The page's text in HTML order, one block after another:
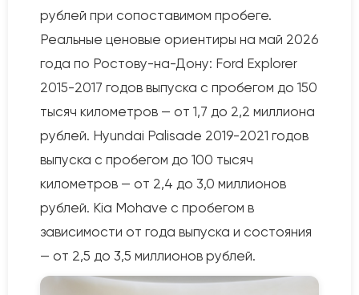
рублей при сопоставимом пробеге.
Реальные ценовые ориентиры на май 2026
года по Ростову-на-Дону: Ford Explorer
2015-2017 годов выпуска с пробегом до 150
тысяч километров — от 1,7 до 2,2 миллиона
рублей. Hyundai Palisade 2019-2021 годов
выпуска с пробегом до 100 тысяч
километров — от 2,4 до 3,0 миллионов
рублей. Kia Mohave с пробегом в
зависимости от года выпуска и состояния
— от 2,5 до 3,5 миллионов рублей.